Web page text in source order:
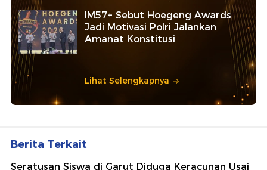
kepada sosok polisi teladan. Usulkan polisi teladan di